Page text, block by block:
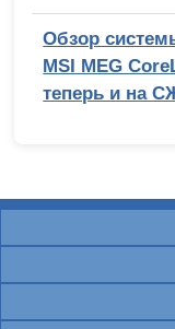
Обзор
MSI MEG
теперь и на